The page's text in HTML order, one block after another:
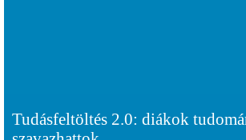
Tudásfeltöltés 2.0: diákok